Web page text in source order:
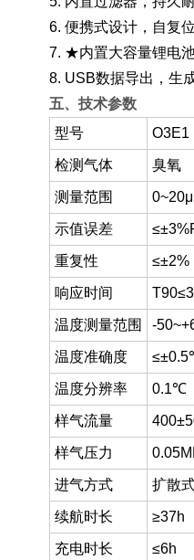
6. 便携式设计，自复
7. ★内置大容量锂电
8. USB数据导出，生
五、技术参数
型号
O3E1
检测气体 臭氧
测量范围
示值误差
重复性 ≤±2%
响应时间
温度测量范围 -
温度准确度
温度分辨率 0.1℃
样气流量
样气压力
进气方式 扩散
续航时长 ≥37h
充电时长 ≤6h